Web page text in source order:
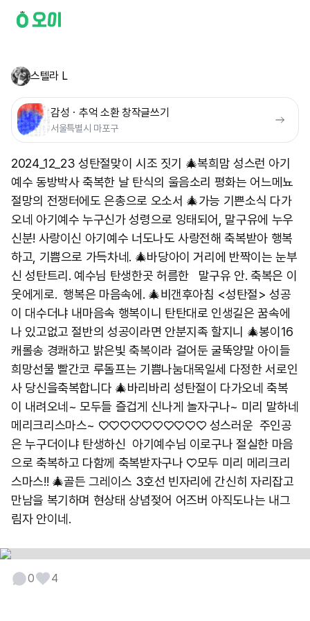
스텔라 L
감성ㆍ추억 소환 창작글쓰기
서울특별시 마포구
2024_12_23 성탄절맞이 시조 짓기 🎄복희맘 성스런 아기
예수 동방박사 축복한 날 탄식의 울음소리 평화는 어느메뇨
절망의 전쟁터에도 은총으로 오소서 🎄가능 기쁜소식 다가
오네 아기예수 누구신가 성령으로 잉태되어, 말구유에 누우
신분! 사랑이신 아기예수 너도나도 사랑전해 축복받아 행복
하고, 기쁨으로 가득차네. 🎄바당아이 거리에 반짝이는 눈부
신 성탄트리. 예수님 탄생한곳 허름한 말구유 안. 축복은 이
웃에게로. 행복은 마음속에. 🎄비갠후아침 <성탄절> 성공
이 대수더냐 내마음속 행복이니 탄탄대로 인생길은 꿈속에
나 있고없고 절반의 성공이라면 안분지족 할지니 🎄봉이16
캐롤송 경쾌하고 밝은빛 축복이라 걸어둔 굴뚝양말 아이들
희망선물 빨간코 루돌프는 기쁨나눔대목일세 다정한 서로인
사 당신을축복합니다 🎄바리바리 성탄절이 다가오네 축복
이 내려오네~ 모두들 즐겁게 신나게 놀자구나~ 미리 말하네
메리크리스마스~ ♡♡♡♡♡♡♡♡♡♡ 성스러운 주인공
은 누구더이냐 탄생하신 아기예수님 이로구나 절실한 마음
으로 축복하고 다함께 축복받자구나 ♡모두 미리 메리크리
스마스!! 🎄골든 그레이스 3호선 빈자리에 간신히 자리잡고
만남을 복기하며 현상태 상념젖어 어즈버 아직도나는 내그
림자 안이네.
0 4